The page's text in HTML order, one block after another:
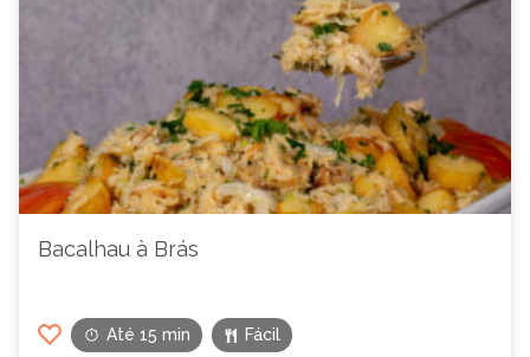
Bacalhau à Brás
Até 15 min Fácil